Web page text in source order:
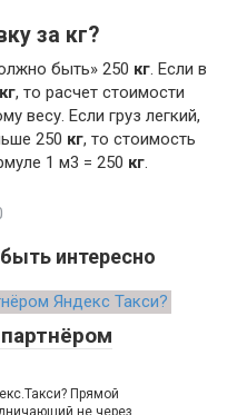
за кг?
быть» 250 кг. Если в
кг, то расчет стоимости
весу. Если груз легкий,
250 кг, то стоимость
1 м3 = 250 кг.
интересно
Прямой
не через